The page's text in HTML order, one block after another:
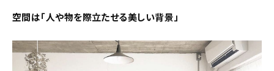
空間は「人や物を際立たせる美しい背景」